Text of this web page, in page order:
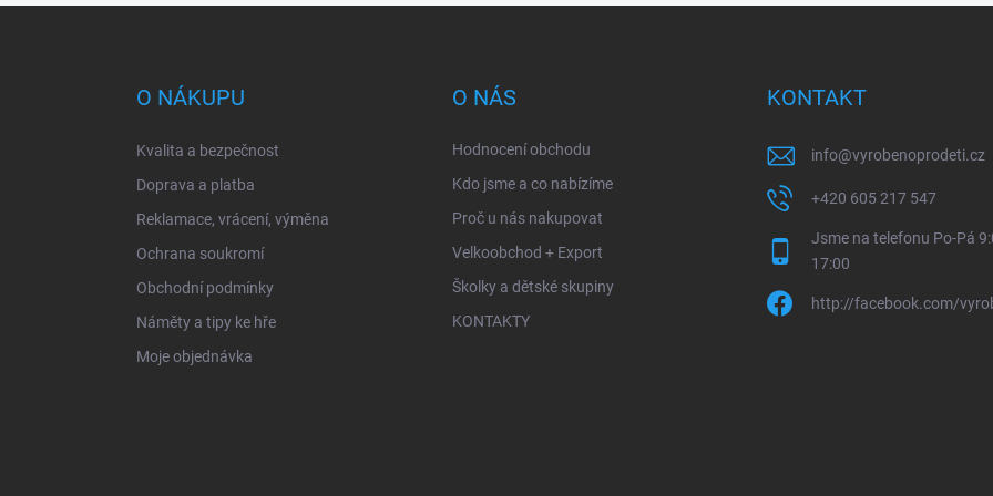
O NÁKUPU
Kvalita a bezpečnost
Doprava a platba
Reklamace, vrácení, výměna
Ochrana soukromí
Obchodní podmínky
Náměty a tipy ke hře
Moje objednávka
O NÁS
Hodnocení obchodu
Kdo jsme a co nabízíme
Proč u nás nakupovat
Velkoobchod + Export
Školky a dětské skupiny
KONTAKTY
KONTAKT
info@vyrobenoprodeti.cz
+420 605 217 547
Jsme na telefonu Po-Pá
17:00
http://facebook.com/